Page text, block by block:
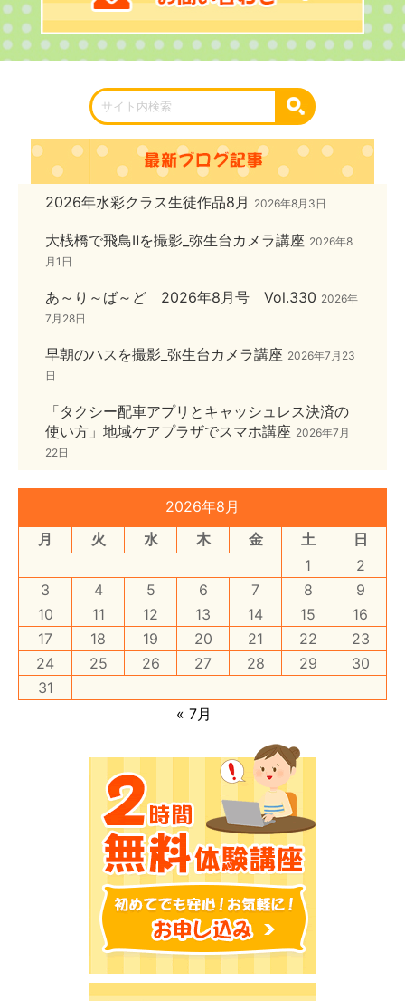
2026年水彩クラス生徒作品8月 2026年8月3日
大桟橋で飛鳥Ⅱを撮影_弥生台カメラ講座 2026年8
月1日
あ～り～ば～ど 2026年8月号 Vol.330 2026年
7月28日
早朝のハスを撮影_弥生台カメラ講座 2026年7月23
日
「タクシー配車アプリとキャッシュレス決済の
使い方」地域ケアプラザでスマホ講座 2026年7月
22日
2026年8月
月
火 水 木 金 土
日
1
2
3
4 5 6 7 8
9
10
11 12 13 14 15
16
17
18 19 20 21 22
23
24
25 26 27 28 29
30
31
« 7月